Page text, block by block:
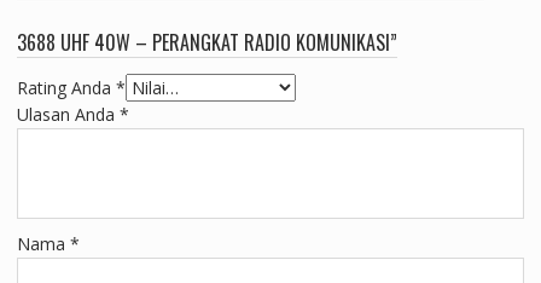
3688 UHF 40W – PERANGKAT RADIO KOMUNIKASI”
Rating Anda *
Ulasan Anda *
Nama *